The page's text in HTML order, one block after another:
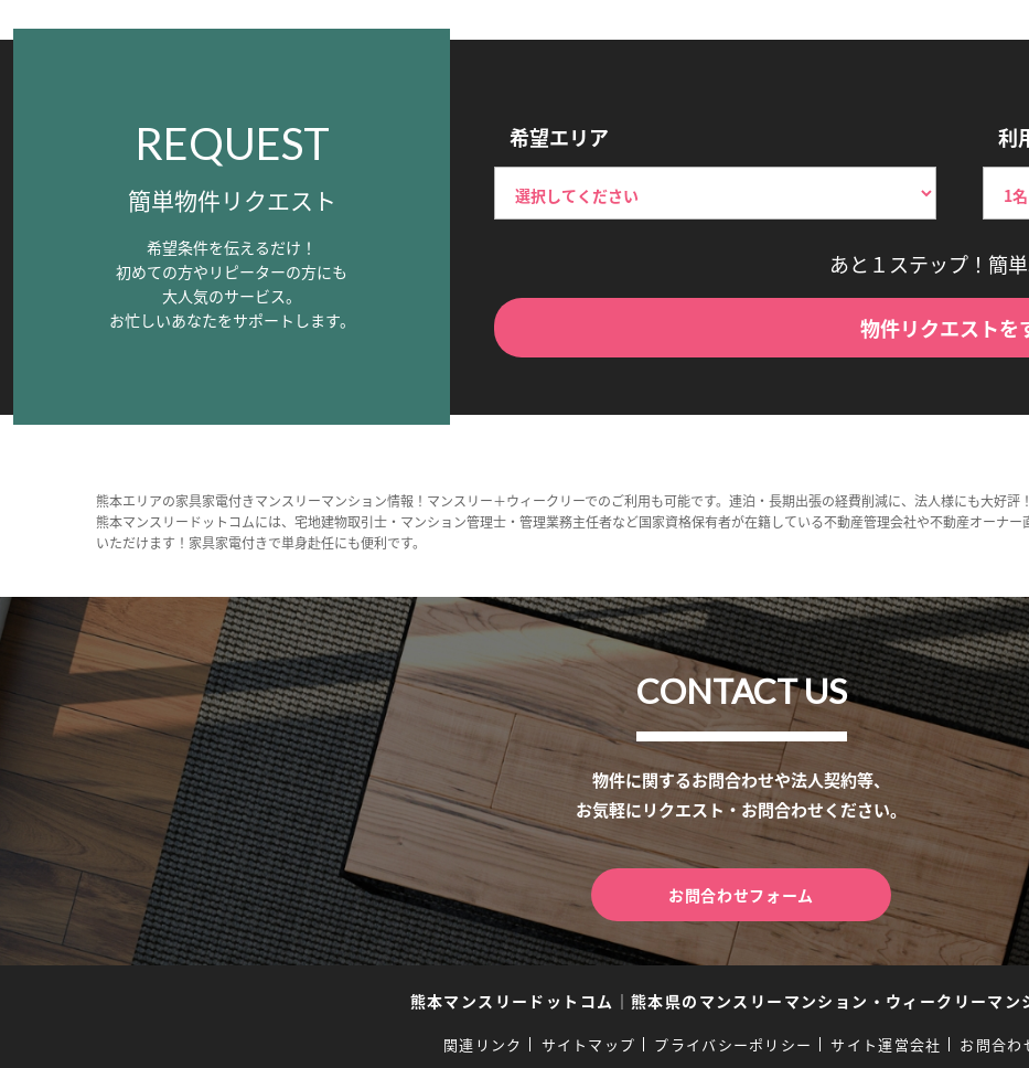
REQUEST
簡単物件リクエスト
希望条件を伝えるだけ！
初めての方やリピーターの方にも
大人気のサービス。
お忙しいあなたをサポートします。
希望エリア 利
あと１ステップ！簡単
物件リクエストを
熊本エリアの家具家電付きマンスリーマンション情報！マンスリー＋ウィークリーでのご利用も可能です。連泊・長期出張の経費削減に、法人様にも大好評！
熊本マンスリードットコムには、宅地建物取引士・マンション管理士・管理業務主任者など国家資格保有者が在籍している不動産管理会社や不動産オーナ
いただけます！家具家電付きで単身赴任にも便利です。
CONTACT US
物件に関するお問合わせや法人契約等、
お気軽にリクエスト・お問合わせください。
お問合わせフォーム
熊本マンスリードットコム ｜ 熊本県のマンスリーマンション・ウィークリーマン
関連リンク サイトマップ プライバシーポリシー サイト運営会社 お問合わ